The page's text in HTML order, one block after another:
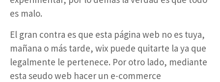
es malo.
El gran contra es que esta página web no es tuya,
mañana o más tarde, wix puede quitarte la ya que
legalmente le pertenece. Por otro lado, mediante
esta seudo web hacer un e-commerce